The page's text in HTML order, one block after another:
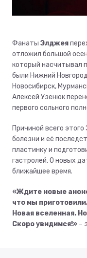
Фанаты Элджея
отложил большой
который насчитывал
были Нижний
Новосибирск,
Алексей Узенюк
первого сольного
Причиной всего
болезни и её
пластинку и
гастролей. О новых
ближайшее время.
«Ждите новые
что мы
Новая вселенная.
Скоро увидимся!» –